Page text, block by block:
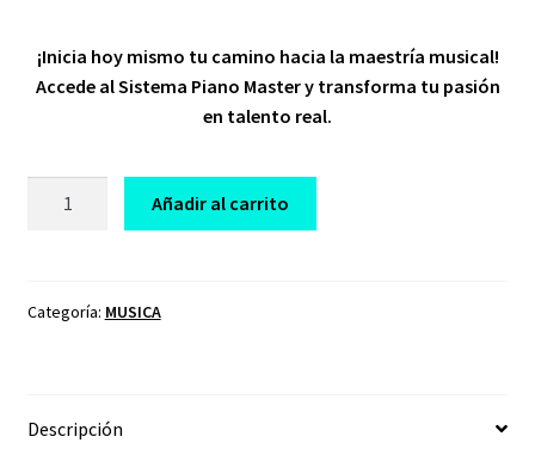
was:
$ 202,00.
is:
$ 25,00.
¡Inicia hoy mismo tu camino hacia la maestría musical!
Accede al Sistema Piano Master y transforma tu pasión
en talento real.
TECLADO
Añadir al carrito
Categoría: MUSICA
Descripción